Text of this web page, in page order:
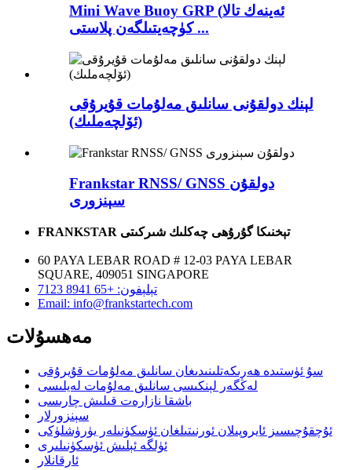
Mini Wave Buoy GRP (ئەينەك تالا
كۈچەيتىلگەن پلاستى ...
لېنك دولقۇنى سانلىق مەلۇمات قۇيرۇقى
(ئۆلچەملىك)
Frankstar RNSS/ GNSS دولقۇن
سېنزورى
FRANKSTAR تېخنىكا گۇرۇھى چەكلىك شىركىتى
60 PAYA LEBAR ROAD # 12-03 PAYA LEBAR
SQUARE, 409051 SINGAPORE
تېلېفون: +65 8941 7123
Email: info@frankstartech.com
مەھسۇلات
سۇ ئۈستىدە ھەرىكەتلىنىدىغان سانلىق مەلۇمات قۇيرۇقى
لەڭگەر لېنكىسى سانلىق مەلۇمات لەيلىسى
باشقا نازارەت قىلىش چارىسى
سېنزورلار
ئۇچقۇچىسىز ئايروپىلان ئورنىتىلغان ئۈسكۈنىلەر يۈرۈشلۈكى
ئۈلگە ئېلىش ئۈسكۈنىلىرى
ئارقانلار